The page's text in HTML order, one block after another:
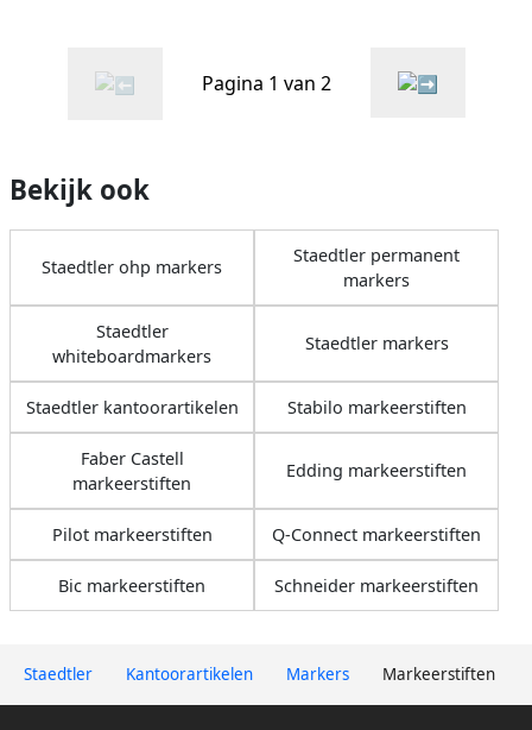
Staedtler Kantoorartikelen Markers Markeerstiften
Pagina 1 van 2
Bekijk ook
Staedtler ohp markers
Staedtler permanent
markers
Staedtler
whiteboardmarkers
Staedtler markers
Staedtler kantoorartikelen Stabilo markeerstiften
Faber Castell
markeerstiften
Edding markeerstiften
Pilot markeerstiften Q-Connect markeerstiften
Bic markeerstiften Schneider markeerstiften